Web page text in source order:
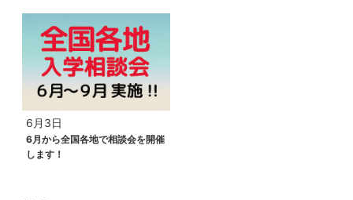
6月3日
6月から全国各地で相談会を開催
します！